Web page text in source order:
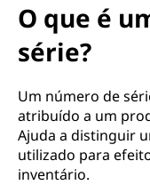
O que é
série?
Um número de
atribuído a um
Ajuda a distinguir
utilizado para
inventário.